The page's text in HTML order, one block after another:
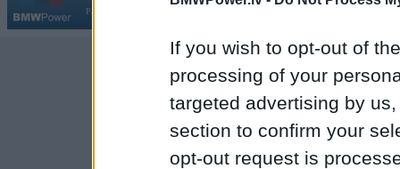
If you wish to opt-out of
processing of your
targeted advertising by
section to confirm your
opt-out request is
Par BMWPower